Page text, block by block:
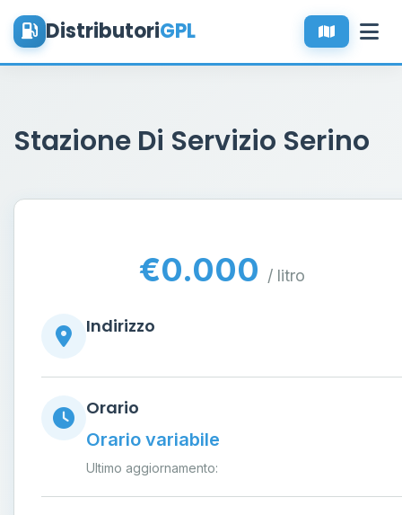
DistributoriGPL
Stazione Di Servizio Serino
€0.000 / litro
Indirizzo
Orario
Orario variabile
Ultimo aggiornamento: